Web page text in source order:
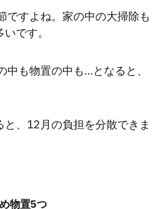
ですよね。家の中の大掃除も
です。
も物置の中も…となると、
、12月の負担を分散できま
物置5つ